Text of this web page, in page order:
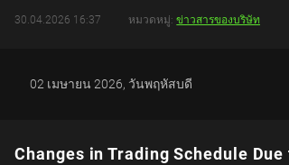
30.04.2026 16:37 หมวดหมู่:ข่าวสารของบริษัท
02 เมษายน 2026, วันพฤหัสบดี
Changes in Trading Schedule